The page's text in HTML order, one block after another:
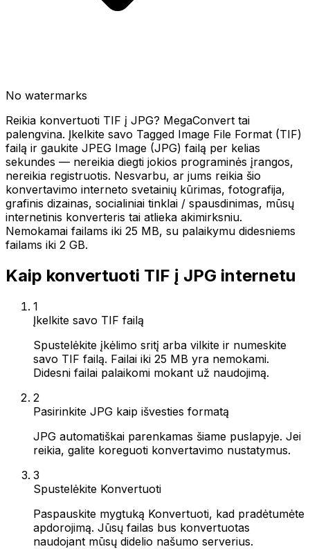
No watermarks
Reikia konvertuoti TIF į JPG? MegaConvert tai
palengvina. Įkelkite savo Tagged Image File Format (TIF)
failą ir gaukite JPEG Image (JPG) failą per kelias
sekundes — nereikia diegti jokios programinės įrangos,
nereikia registruotis. Nesvarbu, ar jums reikia šio
konvertavimo interneto svetainių kūrimas, fotografija,
grafinis dizainas, socialiniai tinklai / spausdinimas, mūsų
internetinis konverteris tai atlieka akimirksniu.
Nemokamai failams iki 25 MB, su palaikymu didesniems
failams iki 2 GB.
Kaip konvertuoti TIF į JPG internetu
1
Įkelkite savo TIF failą
Spustelėkite įkėlimo sritį arba vilkite ir numeskite
savo TIF failą. Failai iki 25 MB yra nemokami.
Didesni failai palaikomi mokant už naudojimą.
2
Pasirinkite JPG kaip išvesties formatą
JPG automatiškai parenkamas šiame puslapyje. Jei
reikia, galite koreguoti konvertavimo nustatymus.
3
Spustelėkite Konvertuoti
Paspauskite mygtuką Konvertuoti, kad pradėtumėte
apdorojimą. Jūsų failas bus konvertuotas
naudojant mūsų didelio našumo serverius.